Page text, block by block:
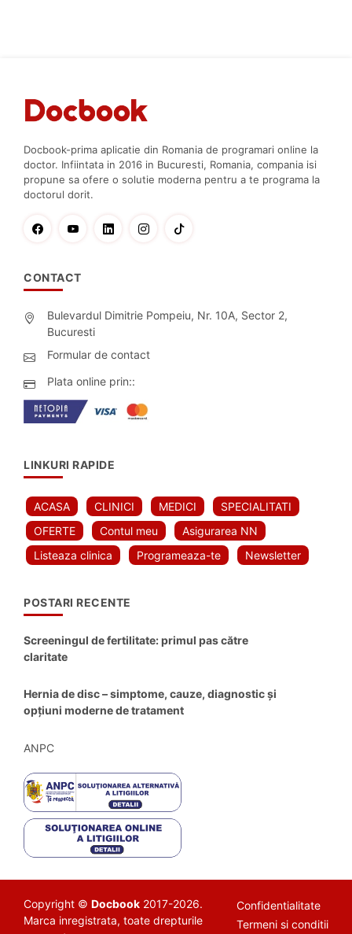
Docbook-prima aplicatie din Romania de programari online la
doctor. Infiintata in 2016 in Bucuresti, Romania, compania isi
propune sa ofere o solutie moderna pentru a te programa la
doctorul dorit.
CONTACT
Bulevardul Dimitrie Pompeiu, Nr. 10A, Sector 2,
Bucuresti
Formular de contact
Plata online prin::
LINKURI RAPIDE
ACASA CLINICI MEDICI
SPECIALITATI
OFERTE
Contul meu
Asigurarea NN
Listeaza clinica
Programeaza-te Newsletter
POSTARI RECENTE
Screeningul de fertilitate: primul pas către
claritate
Hernia de disc – simptome, cauze, diagnostic și
opțiuni moderne de tratament
ANPC
Copyright © Docbook 2017-2026.
Marca inregistrata, toate drepturile
Confidentialitate
Termeni si conditii